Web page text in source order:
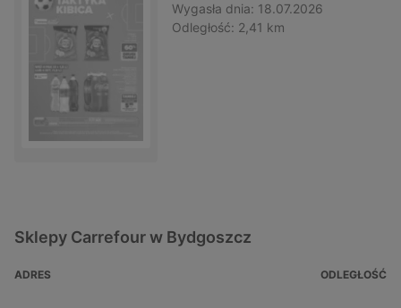
Wygasła dnia: 18.07.2026
Odległość: 2,41 km
Sklepy Carrefour w Bydgoszcz
ADRES ODLEGŁOŚĆ